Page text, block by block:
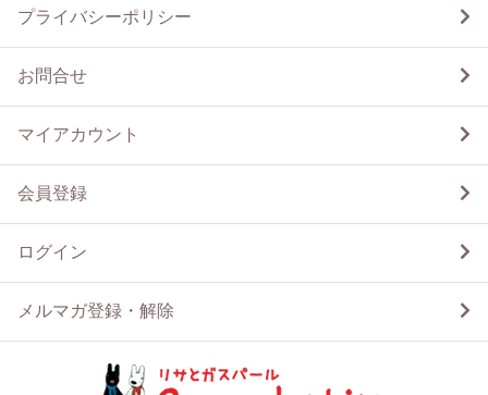
プライバシーポリシー
お問合せ
マイアカウント
会員登録
ログイン
メルマガ登録・解除